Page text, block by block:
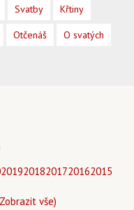
20192018201720162015
vše)
Svatby Křtiny
Otčenáš O svatých